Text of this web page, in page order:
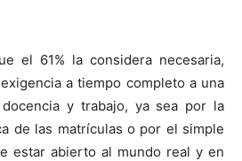
el 61% la considera necesaria,
a tiempo completo a una
y trabajo, ya sea por la
de las matrículas o por el simple
estar abierto al mundo real y en